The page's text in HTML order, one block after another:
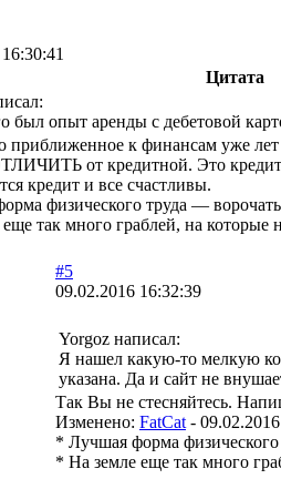
Цитата
был опыт аренды с дебетовой
приближенное к финансам уже
от кредитной. Это
кредит и все счастливы.
физического труда —
так много граблей, на которые
#5
09.02.2016 16:32:39
Yorgoz написал:
Я нашел какую-то мелкую
указана. Да и сайт не
Так Вы не стесняйтесь.
Изменено: FatCat -
* Лучшая форма
* На земле еще так много